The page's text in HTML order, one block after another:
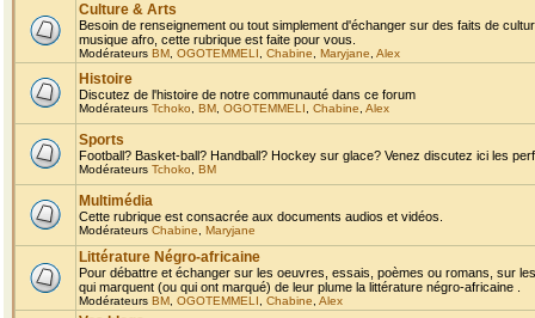
Culture & Arts
Besoin de renseignement ou tout simplement d'échanger sur des faits de
musique afro, cette rubrique est faite pour vous.
Modérateurs BM OGOTEMMELI Chabine Maryjane Alex
Histoire
Discutez de l'histoire de notre communauté dans ce forum
Modérateurs Tchoko BM OGOTEMMELI Chabine Alex
Sports
Football? Basket-ball? Handball? Hockey sur glace? Venez discutez ici les
Modérateurs Tchoko BM
Multimédia
Cette rubrique est consacrée aux documents audios et vidéos.
Modérateurs Chabine Maryjane
Littérature Négro-africaine
Pour débattre et échanger sur les oeuvres, essais, poèmes ou romans, sur
qui marquent (ou qui ont marqué) de leur plume la littérature négro-africaine .
Modérateurs BM OGOTEMMELI Chabine Alex